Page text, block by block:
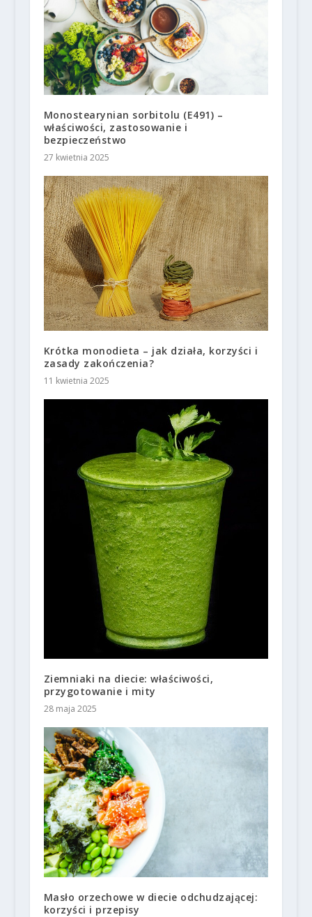
Monostearynian sorbitolu (E491) –
właściwości, zastosowanie i
bezpieczeństwo
27 kwietnia 2025
Krótka monodieta – jak działa, korzyści i
zasady zakończenia?
11 kwietnia 2025
Ziemniaki na diecie: właściwości,
przygotowanie i mity
28 maja 2025
Masło orzechowe w diecie odchudzającej:
korzyści i przepisy